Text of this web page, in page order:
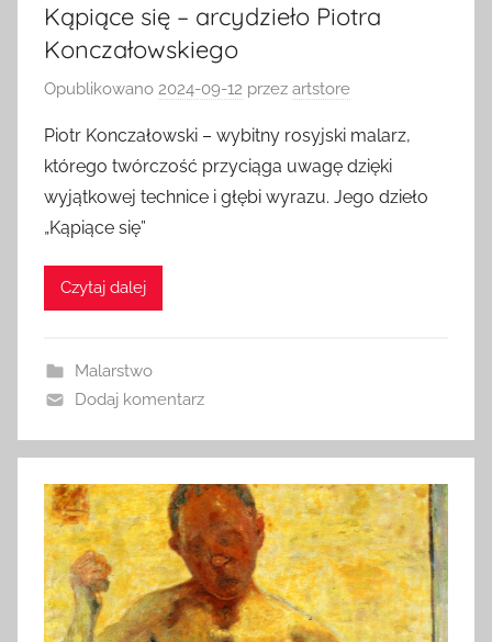
Kąpiące się – arcydzieło Piotra
Konczałowskiego
Opublikowano 2024-09-12 przez artstore
Piotr Konczałowski – wybitny rosyjski malarz,
którego twórczość przyciąga uwagę dzięki
wyjątkowej technice i głębi wyrazu. Jego dzieło
„Kąpiące się”
Czytaj dalej
Malarstwo
Dodaj komentarz